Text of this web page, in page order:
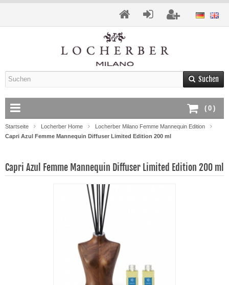
Suchen
( 0 )
Startseite Locherber Home
Locherber Milano Femme Mannequin Edition
Capri Azul Femme Mannequin Diffuser Limited Edition 200 ml
Capri Azul Femme Mannequin Diffuser Limited Edition 200 ml